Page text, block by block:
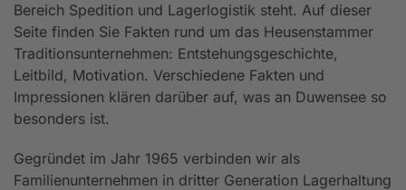
Bereich Spedition und Lagerlogistik steht. Auf dieser
Seite finden Sie Fakten rund um das Heusenstammer
Traditionsunternehmen: Entstehungsgeschichte,
Leitbild, Motivation. Verschiedene Fakten und
Impressionen klären darüber auf, was an Duwensee so
besonders ist.
Gegründet im Jahr 1965 verbinden wir als
Familienunternehmen in dritter Generation Lagerhaltung